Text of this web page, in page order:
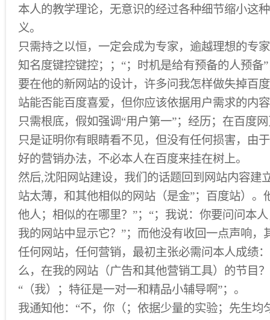
本人的教学理论，无意识的经过各种细节缩小这
义。
只需持之以恒，一定会成为专家，逾越理想的专
知名度键控键控；；“；时机是给有预备的人预备
要在他的新网站的设计，许多问我怎样做失掉百
站能否能百度喜爱，但你应该依据用户需求的内
只需根底，假如强调“用户第一”；经历；在百度
只是证明你有眼睛看不见，但没有任何损害，由
好的营销办法，不必本人在百度来挂在树上。
然后,沈阳网站建设，我们的话题回到网站内容建
站太薄，和其他相似的网站（是金”；百度站）。
他人；相似的在哪里？”；“；我说：你要问问本
我的网站中显示它？”；而他没有收回一点声响，
任何网站，任何营销，最初主张必需问本人成绩
么，在我的网站（广告和其他营销工具）的节目
“（我）；特征是一对一和精品小辅导啊”；。
我通知他：“不，你（；依据少量的实验；先生均